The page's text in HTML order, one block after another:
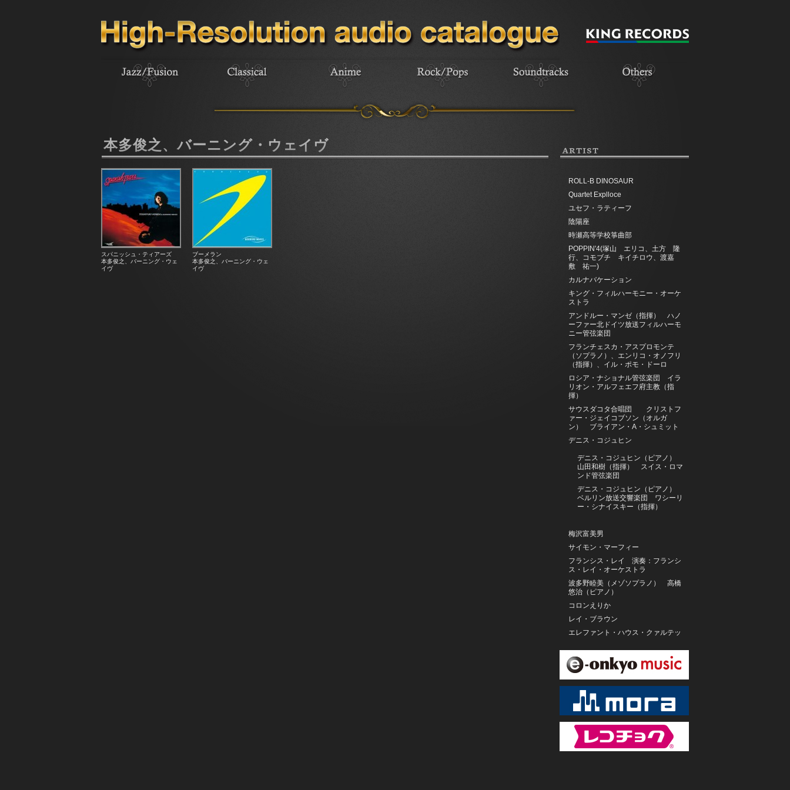
本多俊之、バーニング・ウェイヴ
スパニッシュ・ティアーズ
本多俊之、バーニング・ウェ
イヴ
ブーメラン
本多俊之、バーニング・ウェ
イヴ
ARTIST
ROLL-B DINOSAUR
Quartet Explloce
ユセフ・ラティーフ
陰陽座
時瀬高等学校箏曲部
POPPIN'4(塚山 エリコ、土方 隆
行、コモブチ キイチロウ、渡嘉
敷 祐一)
カルナバケーション
キング・フィルハーモニー・オーケ
ストラ
アンドルー・マンゼ（指揮） ハノ
ーファー北ドイツ放送フィルハーモ
ニー管弦楽団
フランチェスカ・アスプロモンテ
（ソプラノ）、エンリコ・オノフリ
（指揮）、イル・ポモ・ドーロ
ロシア・ナショナル管弦楽団 イラ
リオン・アルフェエフ府主教（指
揮）
サウスダコタ合唱団 クリストフ
ァー・ジェイコブソン（オルガ
ン） ブライアン・A・シュミット
デニス・コジュヒン
デニス・コジュヒン（ピアノ）
山田和樹（指揮） スイス・ロマ
ンド管弦楽団
デニス・コジュヒン（ピアノ）
ベルリン放送交響楽団 ワシーリ
ー・シナイスキー（指揮）
梅沢富美男
サイモン・マーフィー
フランシス・レイ 演奏：フランシ
ス・レイ・オーケストラ
波多野睦美（メゾソプラノ） 高橋
悠治（ピアノ）
コロンえりか
レイ・ブラウン
エレファント・ハウス・クァルテッ
ロニー・キューバー、デビッド・サ
ンボーン
波多野睦美
Pandit Hariprasad
Chaurasia/Rakesh
Chaurasia/Subhankar
Banerjee/Avisha Kulkarni/松本 泉美
チャンスダー・スタタマー、ウンフ
ェン・ポンパサート、ラオス国立音